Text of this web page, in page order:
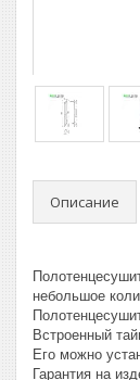
Описание
небольшое
Встроенный
Его можно
Гарантия на